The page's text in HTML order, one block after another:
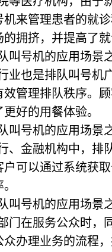
机来管理患者的就
拥挤，并提高了就
叫号机的应用场景
业也是排队叫号机
效管理排队秩序。
好的用餐体验。
叫号机的应用场景
、金融机构中，排
户可以通过系统获
叫号机的应用场景
门在服务公众时，
众办理业务的流程